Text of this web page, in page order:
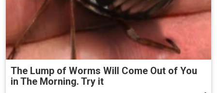
The Lump of Worms Will Come Out of You
in The Morning. Try it